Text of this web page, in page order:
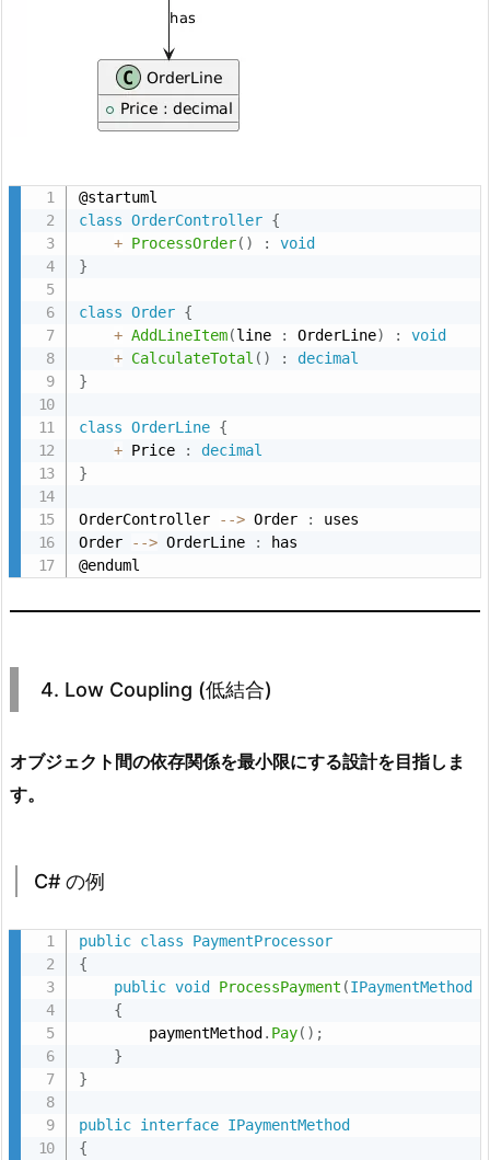
l
t
U
ラ
5.
g
o
i
(高
凝
集)
5.
#
class OrderController {
+ ProcessOrder( ) :
void
}
class Order {
+ AddLineItem(line : OrderLine) :
void
+ CalculateTotal ( ) :
decimal
}
class OrderLine {
+ Price :
decimal
}
OrderController --> Order :
uses
Order
--> OrderLine :
has
@enduml
4. Low Coupling (低結合)
オブジェクト間の依存関係を最小限にする設計を目指しま
す。
C# の例
public class
PaymentProcessor
{
public void ProcessPayment (IPaymentMethod
{
        paymentMethod
. Pay( ) ;
}
}
public interface IPaymentMethod
{